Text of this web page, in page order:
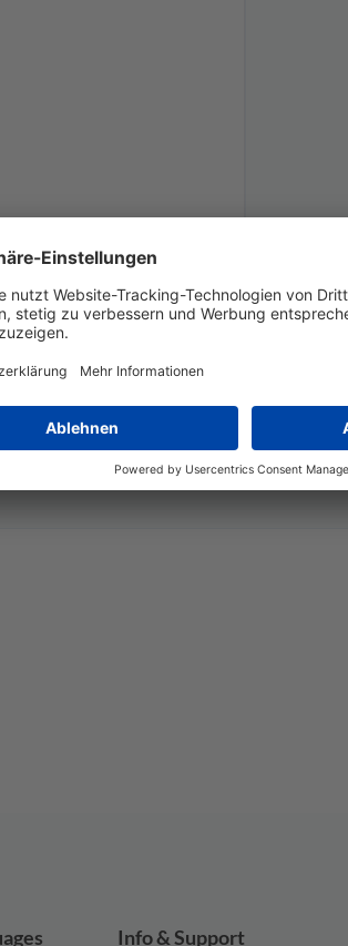
Erweiterter Schutz
Buchen Sie einen
Info & Support